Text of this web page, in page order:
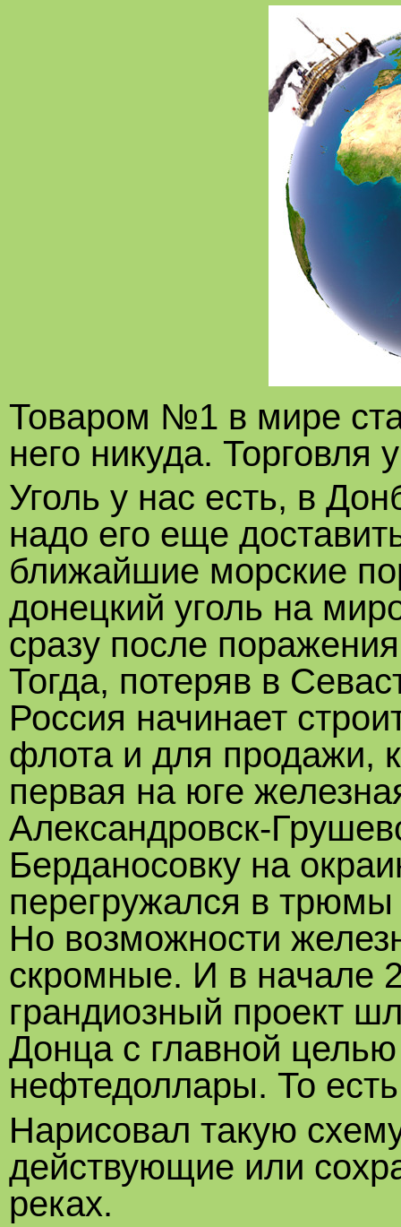
Товаром №1 в мире
него никуда. Торговля
Уголь у нас есть, в
надо его еще
ближайшие морские
донецкий уголь на
сразу после
Тогда, потеряв в
Россия начинает
флота и для продажи,
первая на юге
Александровск-
Берданосовку на
перегружался в трюмы
Но возможности
скромные. И в начале
грандиозный проект
Донца с главной целью
нефтедоллары. То
Нарисовал такую
действующие или
реках.